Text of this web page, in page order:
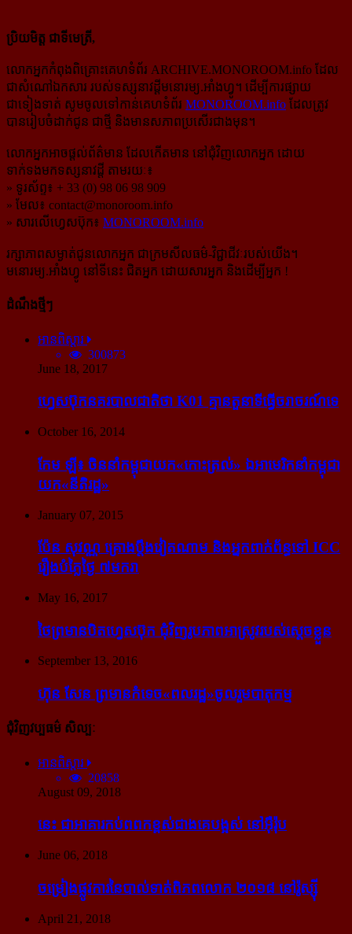
ប្រិយមិត្ត ជាទីមេត្រី,
លោកអ្នកកំពុងពិគ្រោះគេហទំព័រ ARCHIVE.MONOROOM.info ដែល
ជាសំណៅឯកសារ របស់ទស្សនាវដ្ដីមនោរម្យ.អាំងហ្វូ។ ដើម្បីការផ្សាយ
ជាទៀងទាត់ សូមចូលទៅកាន់​គេហទំព័រ MONOROOM.info ដែលត្រូវ
បានរៀបចំដាក់ជូន ជាថ្មី និងមានសភាពប្រសើរជាងមុន។
លោកអ្នកអាចផ្ដល់ព័ត៌មាន ដែលកើតមាន នៅជុំវិញលោកអ្នក ដោយ
ទាក់ទងមកទស្សនាវដ្ដី តាមរយៈ៖
» ទូរស័ព្ទ៖ + 33 (0) 98 06 98 909
» មែល៖ contact@monoroom.info
» សារលើហ្វេសប៊ុក៖ MONOROOM.info
រក្សាភាពសម្ងាត់ជូនលោកអ្នក ជាក្រមសីលធម៌-​វិជ្ជាជីវៈ​របស់យើង។
មនោរម្យ.អាំងហ្វូ នៅទីនេះ ជិតអ្នក ដោយសារអ្នក និងដើម្បីអ្នក !
ដំណឹងថ្មីៗ
អានពិស្ដារ
300873
June 18, 2017
ហ្វេសប៊ុក​នគរបាល​ជាតិ​ថា K01 គ្មាន​តួនាទី​ធ្វើ​ចរាចរណ៍​ទេ
October 16, 2014
កែម ឡី៖ ចិន​នាំ​កម្ពុជា​យក​«កោះ​ត្រល់» ឯ​អាមេរិក​នាំ​កម្ពុជា​
យក​«នីតិរដ្ឋ»
January 07, 2015
ប៉ែន សុវណ្ណ គ្រោង​ប្តឹង​វៀតណាម និង​អ្នក​ពាក់​ព័ន្ធ​ទៅ ICC
រឿង​បំភ្លៃ​ថ្ងៃ ៧​មករា
May 16, 2017
ថៃ​ព្រមាន​បិត​ហ្វេសប៊ុក ជុំ​វិញ​រូបភាព​អាស្រូវ​របស់​ស្ដេច​ខ្លួន
September 13, 2016
ហ៊ុន សែន ព្រមាន​កំទេច​«ពលរដ្ឋ»​ចូលរួម​បាតុកម្ម
ជុំវិញវប្បធម៌ សិល្បៈ
អានពិស្ដារ
20858
August 09, 2018
នេះ ជា​អាគារ​កប់​ពពក​ខ្ពស់​ជាង​គេ​បង្អស់ នៅ​អ៊ឺរ៉ុប
June 06, 2018
ចម្រៀង​ផ្លូវការ​នៃ​បាល់ទាត់​ពិភពលោក ២០១៨ នៅ​រ៉ូស្ស៊ី
April 21, 2018